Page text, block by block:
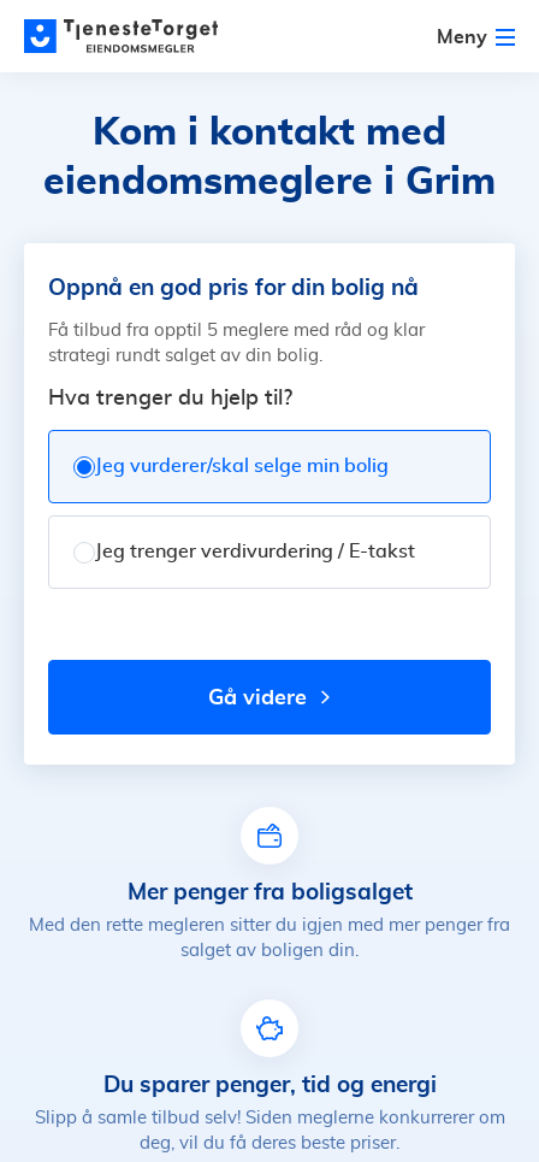
Meny
Kom i kontakt med
eiendomsmeglere i Grim
Oppnå en god pris for din bolig nå
Få tilbud fra opptil 5 meglere med råd og klar
strategi rundt salget av din bolig.
Hva trenger du hjelp til?
Jeg vurderer/skal selge min bolig
Jeg trenger verdivurdering / E-takst
gå videre
Mer penger fra boligsalget
Med den rette megleren sitter du igjen med mer penger fra
salget av boligen din.
Du sparer penger, tid og energi
Slipp å samle tilbud selv! Siden meglerne konkurrerer om
deg, vil du få deres beste priser.